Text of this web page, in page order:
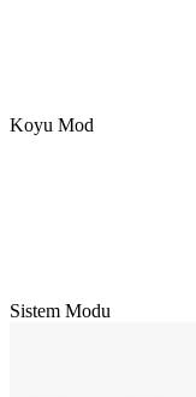
Koyu Mod
Sistem Modu